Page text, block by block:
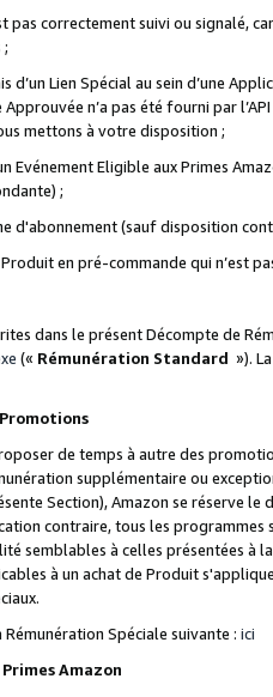
pas correctement suivi ou signalé,
;
d’un Lien Spécial au sein d’une
n’a pas été fourni par
mettons à votre disposition ;
Eligible aux Primes
;
d'abonnement (sauf disposition
en pré-commande qui n’est
dans le présent Décompte de
(« Rémunération Standard »).
de temps à autre des
supplémentaire ou
Section), Amazon se réserve
contraire, tous les
semblables à celles présentées à
à un achat de Produit
Spéciale suivante : ici
Amazon